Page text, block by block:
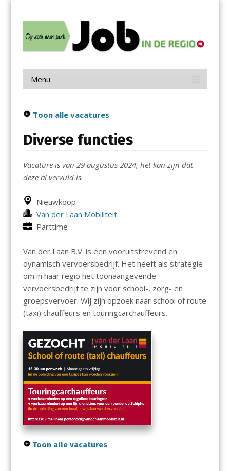
contentJob in de Regio
Menu
Toon alle vacatures
Diverse functies
Vacature is van 29 augustus 2024, het kan zijn dat
deze al vervuld is.
Nieuwkoop
Van der Laan Mobiliteit
Parttime
Van der Laan B.V. is een vooruitstrevend en
dynamisch vervoersbedrijf. Het heeft als strategie
om in haar regio het toonaangevende
vervoersbedrijf te zijn voor school-, zorg- en
groepsvervoer. Wij zijn opzoek naar school of route
(taxi) chauffeurs en touringcarchauffeurs.
Toon alle vacatures